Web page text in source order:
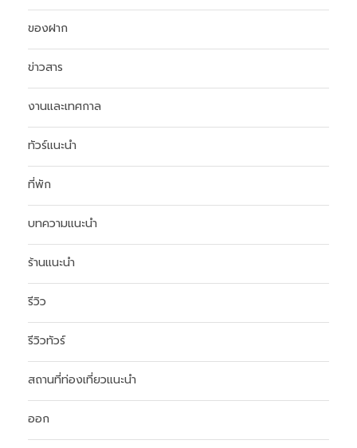
ของฝาก
ข่าวสาร
งานและเทศกาล
ทัวร์แนะนำ
ที่พัก
บทความแนะนำ
ร้านแนะนำ
รีวิว
รีวิวทัวร์
สถานที่ท่องเที่ยวแนะนำ
ออก